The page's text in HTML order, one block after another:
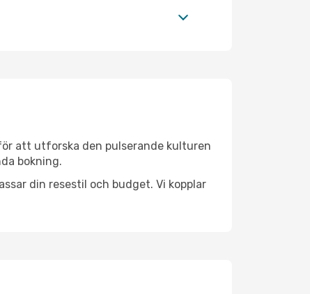
att utforska den pulserande kulturen
bokning.
din resestil och budget. Vi kopplar